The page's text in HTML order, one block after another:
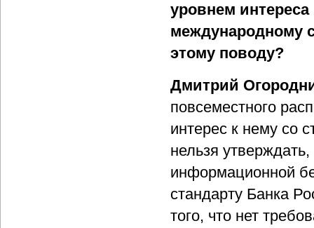
уровнем
международному
этому поводу?
Дмитрий
повсеместного
интерес к нему со
нельзя
информационной
стандарту Банка
того, что нет